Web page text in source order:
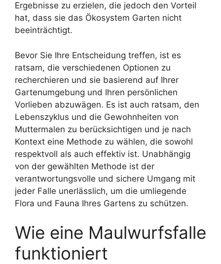
Ergebnisse zu erzielen, die jedoch den Vorteil
hat, dass sie das Ökosystem Garten nicht
beeinträchtigt.
Bevor Sie Ihre Entscheidung treffen, ist es
ratsam, die verschiedenen Optionen zu
recherchieren und sie basierend auf Ihrer
Gartenumgebung und Ihren persönlichen
Vorlieben abzuwägen. Es ist auch ratsam, den
Lebenszyklus und die Gewohnheiten von
Muttermalen zu berücksichtigen und je nach
Kontext eine Methode zu wählen, die sowohl
respektvoll als auch effektiv ist. Unabhängig
von der gewählten Methode ist der
verantwortungsvolle und sichere Umgang mit
jeder Falle unerlässlich, um die umliegende
Flora und Fauna Ihres Gartens zu schützen.
Wie eine Maulwurfsfalle
funktioniert